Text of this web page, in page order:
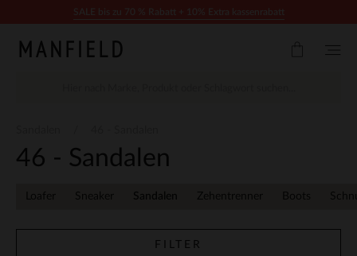
46 - Sandalen
Loafer Sneaker Sandalen Zehentrenner Boots
FILTER